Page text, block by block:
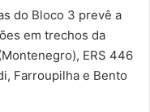
do Bloco 3 prevê a
em trechos da
ERS 446
Farroupilha e Bento